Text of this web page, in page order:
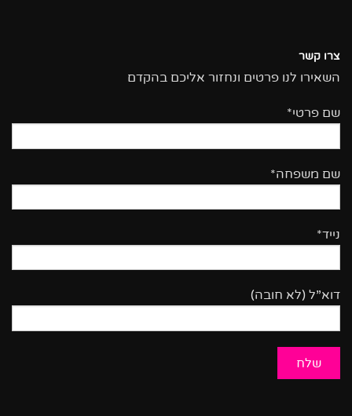
צרו קשר
השאירו לנו פרטים ונחזור אליכם בהקדם
שם פרטי*
שם משפחה*
נייד*
דוא”ל (לא חובה)